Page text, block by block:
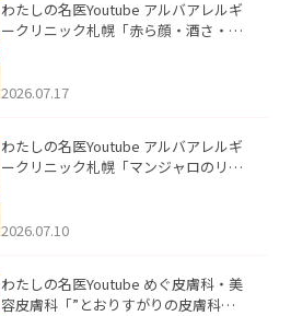
わたしの名医Youtube アルバアレルギ
ークリニック札幌「赤ら顔・酒さ・ニ
した。
2026.07.17
わたしの名医Youtube アルバアレルギ
ークリニック札幌「マンジャロのリア
た。
2026.07.10
わたしの名医Youtube めぐ皮膚科・美
容皮膚科「”とおりすがりの皮膚科